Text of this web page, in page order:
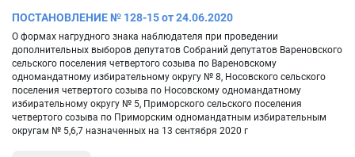
ПОСТАНОВЛЕНИЕ № 128-15 от 24.06.2020
О формах нагрудного знака наблюдателя при проведении
дополнительных выборов депутатов Собраний депутатов Вареновского
сельского поселения четвертого созыва по Вареновскому
одномандатному избирательному округу № 8, Носовского сельского
поселения четвертого созыва по Носовскому одномандатному
избирательному округу № 5, Приморского сельского поселения
четвертого созыва по Приморским одномандатным избирательным
округам № 5,6,7 назначенных на 13 сентября 2020 г